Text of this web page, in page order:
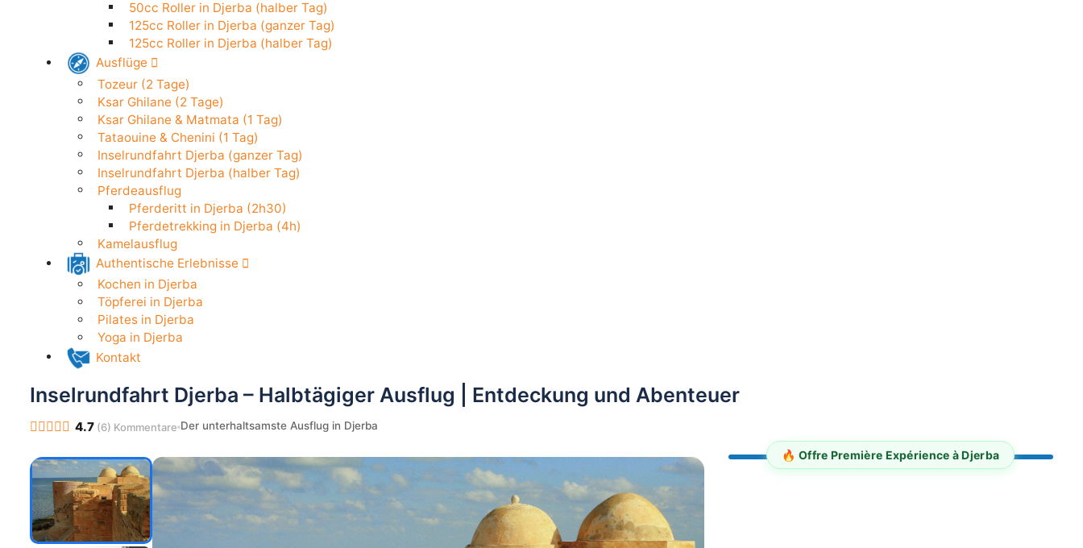
Elektroroller in Djerba (24h)
50cc Roller in Djerba (halber Tag)
125cc Roller in Djerba (ganzer Tag)
125cc Roller in Djerba (halber Tag)
Ausflüge
Tozeur (2 Tage)
Ksar Ghilane (2 Tage)
Ksar Ghilane & Matmata (1 Tag)
Tataouine & Chenini (1 Tag)
Inselrundfahrt Djerba (ganzer Tag)
Inselrundfahrt Djerba (halber Tag)
Pferdeausflug
Pferderitt in Djerba (2h30)
Pferdetrekking in Djerba (4h)
Kamelausflug
Authentische Erlebnisse
Kochen in Djerba
Töpferei in Djerba
Pilates in Djerba
Yoga in Djerba
Kontakt
Inselrundfahrt Djerba – Halbtägiger Ausflug | Entdeckung und Abenteuer
4.7 (6) Kommentare Der unterhaltsamste Ausflug in Djerba
🔥 Offre Première Expérience à Djerba